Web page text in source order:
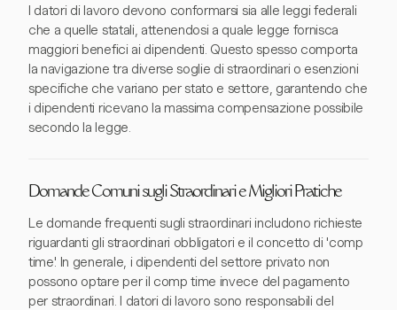
I datori di lavoro devono conformarsi sia alle leggi federali
che a quelle statali, attenendosi a quale legge fornisca
maggiori benefici ai dipendenti. Questo spesso comporta
la navigazione tra diverse soglie di straordinari o esenzioni
specifiche che variano per stato e settore, garantendo che
i dipendenti ricevano la massima compensazione possibile
secondo la legge.
Domande Comuni sugli Straordinari e Migliori Pratiche
Le domande frequenti sugli straordinari includono richieste
riguardanti gli straordinari obbligatori e il concetto di 'comp
time'. In generale, i dipendenti del settore privato non
possono optare per il comp time invece del pagamento
per straordinari. I datori di lavoro sono responsabili del